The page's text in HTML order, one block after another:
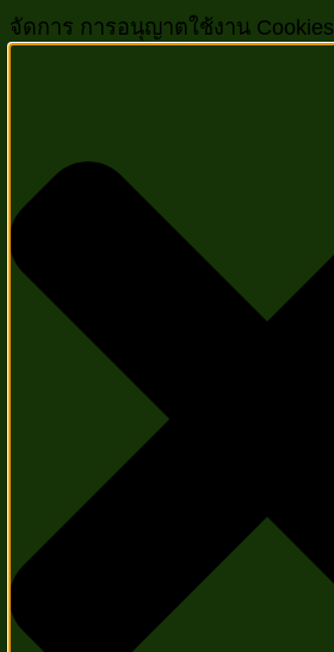
จัดการ การอนุญาตใช้งาน Cookies